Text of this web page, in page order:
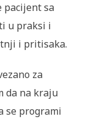
pacijent sa
u praksi i
i pritisaka.
za
da na kraju
se programi